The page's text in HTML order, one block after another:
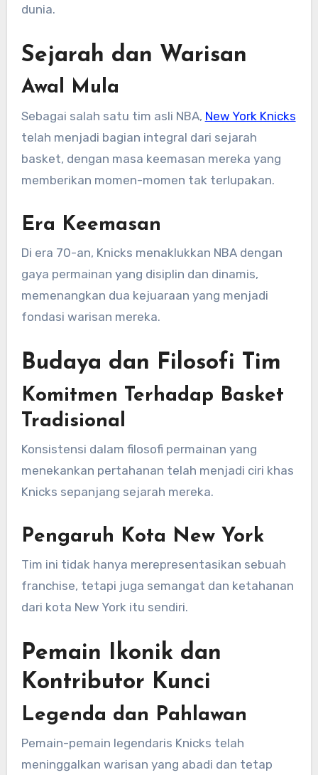
dunia.
Sejarah dan Warisan
Awal Mula
Sebagai salah satu tim asli NBA, New York Knicks
telah menjadi bagian integral dari sejarah
basket, dengan masa keemasan mereka yang
memberikan momen-momen tak terlupakan.
Era Keemasan
Di era 70-an, Knicks menaklukkan NBA dengan
gaya permainan yang disiplin dan dinamis,
memenangkan dua kejuaraan yang menjadi
fondasi warisan mereka.
Budaya dan Filosofi Tim
Komitmen Terhadap Basket
Tradisional
Konsistensi dalam filosofi permainan yang
menekankan pertahanan telah menjadi ciri khas
Knicks sepanjang sejarah mereka.
Pengaruh Kota New York
Tim ini tidak hanya merepresentasikan sebuah
franchise, tetapi juga semangat dan ketahanan
dari kota New York itu sendiri.
Pemain Ikonik dan
Kontributor Kunci
Legenda dan Pahlawan
Pemain-pemain legendaris Knicks telah
meninggalkan warisan yang abadi dan tetap